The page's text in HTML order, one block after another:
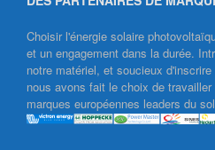
Choisir l'énergie solaire
et un engagement dans la durée.
notre matériel, et soucieux
nous avons fait le choix de
marques européennes leaders du